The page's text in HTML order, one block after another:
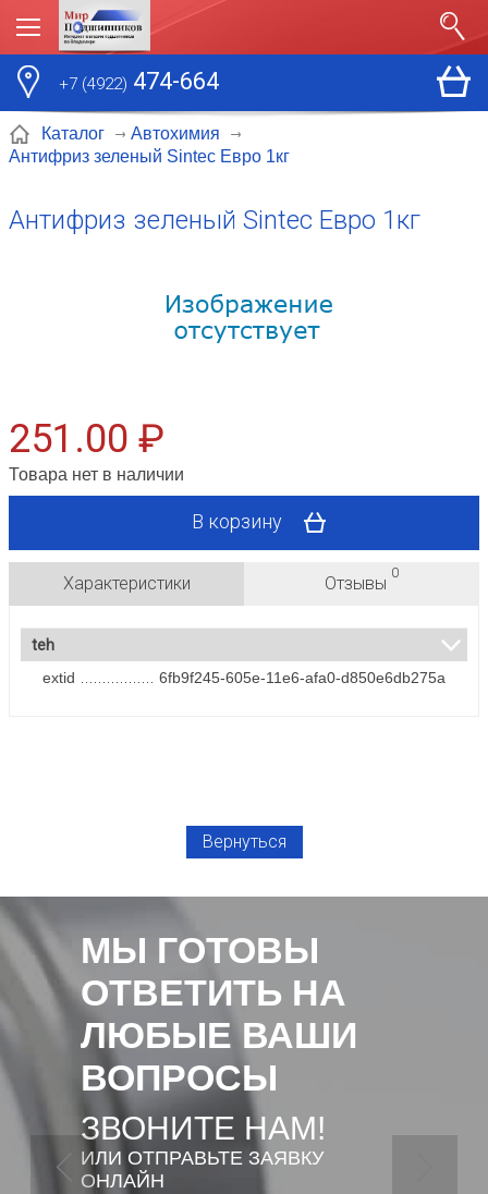
+7 (4922) 474-664
Каталог
Автохимия
Антифриз зеленый Sintec Евро 1кг
Антифриз зеленый Sintec Евро 1кг
251.00 ₽
Товара нет в наличии
В корзину
Характеристики Отзывы
0
teh
extid
6fb9f245-605e-11e6-afa0-d850e6db275a
Вернуться
МЫ ГОТОВЫ
ОТВЕТИТЬ НА
ЛЮБЫЕ ВАШИ
ВОПРОСЫ
ЗВОНИТЕ НАМ!
ИЛИ ОТПРАВЬТЕ ЗАЯВКУ
ОНЛАЙН